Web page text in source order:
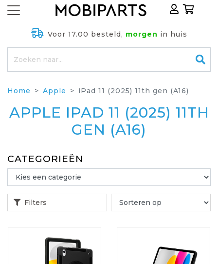
Voor 17.00 besteld, morgen in huis
Home Apple iPad 11 (2025) 11th gen (A16)
APPLE IPAD 11 (2025) 11TH
GEN (A16)
CATEGORIEËN
Filters